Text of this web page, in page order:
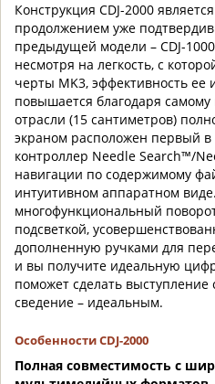
Конструкция CDJ-2000
продолжением уже
предыдущей модели – CDJ-
несмотря на легкость, с
черты MK3, эффективность ее
повышается благодаря
отрасли (15 сантиметров)
экраном расположен первый в
контроллер Needle Search™/
навигации по содержимому
интуитивном аппаратном
многофункциональный
подсветкой,
дополненную ручками для
и вы получите идеальную
поможет сделать
сведение – идеальным.
Особенности CDJ-2000
Полная совместимость с